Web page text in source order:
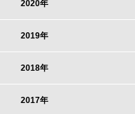
2020年
2019年
2018年
2017年